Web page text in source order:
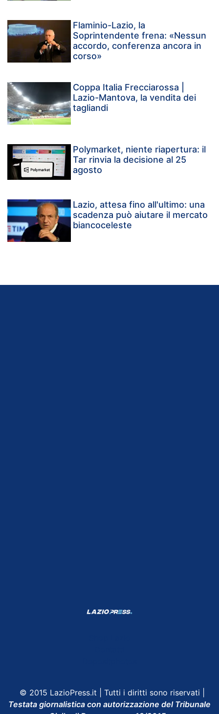
Flaminio-Lazio, la
Soprintendente frena: «Nessun
accordo, conferenza ancora in
corso»
Coppa Italia Frecciarossa |
Lazio-Mantova, la vendita dei
tagliandi
Polymarket, niente riapertura: il
Tar rinvia la decisione al 25
agosto
Lazio, attesa fino all'ultimo: una
scadenza può aiutare il mercato
biancoceleste
© 2015 LazioPress.it | Tutti i diritti sono riservati |
Testata giornalistica con autorizzazione del Tribunale